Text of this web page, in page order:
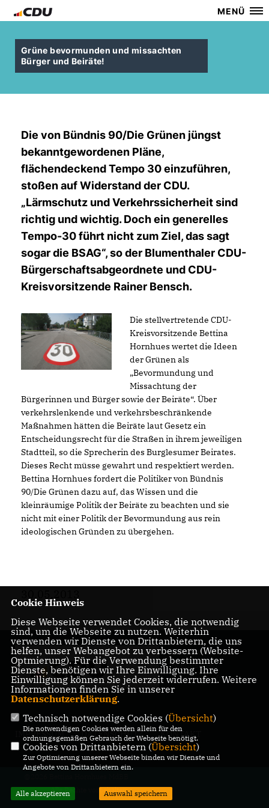
MENÜ
Grüne bevormunden und missachten
Bürger und Beiräte!
Die von Bündnis 90/Die Grünen jüngst
bekanntgewordenen Pläne,
flächendeckend Tempo 30 einzuführen,
stoßen auf Widerstand der CDU.
Lärmschutz und Verkehrssicherheit sind
richtig und wichtig. Doch ein generelles
Tempo-30 führt nicht zum Ziel, das sagt
sogar die BSAG“, so der Blumenthaler CDU-
Bürgerschaftsabgeordnete und CDU-
Kreisvorsitzende Rainer Bensch.
Die stellvertretende CDU-
Kreisvorsitzende Bettina
Hornhues wertet die Ideen
der Grünen als
Bevormundung und
Missachtung der
Bürgerinnen und Bürger sowie der Beiräte“. Über
verkehrslenkende und verkehrsbeschränkende
Maßnahmen hätten die Beiräte laut Gesetz ein
Entscheidungsrecht für die Straßen in ihrem jeweiligen
Stadtteil, so die Sprecherin des Burglesumer Beirates.
Dieses Recht müsse gewahrt und respektiert werden.
Bettina Hornhues fordert die Politiker von Bündnis
90/Die Grünen dazu auf, das Wissen und die
kleinräumige Politik der Beiräte zu beachten und sie
nicht mit einer Politik der Bevormundung aus rein
ideologischen Gründen zu übergehen.
Mitglied der
Bremischen
Bürgerschaft
IMPRESSUM DATENSCHUTZ KONTAKT
Alle Rechte vorbehalten.
Cookie Hinweis
Diese Webseite verwendet Cookies, die notwendig
sind, um die Webseite zu nutzen. Weiterhin
verwenden wir Dienste von Drittanbietern, die uns
helfen, unser Webangebot zu verbessern (Website-
Optmierung). Für die Verwendung bestimmter
Dienste, benötigen wir Ihre Einwilligung. Ihre
Einwilligung können Sie jederzeit widerrufen. Weitere
Informationen finden Sie in unserer
Datenschutzerklärung.
Technisch notwendige Cookies (Übersicht)
Die notwendigen Cookies werden allein für den
ordnungsgemäßen Gebrauch der Webseite benötigt.
Cookies von Drittanbietern (Übersicht)
Zur Optimierung unserer Webseite binden wir Dienste und
Angebote von Drittanbietern ein.
Alle akzeptieren Auswahl speichern